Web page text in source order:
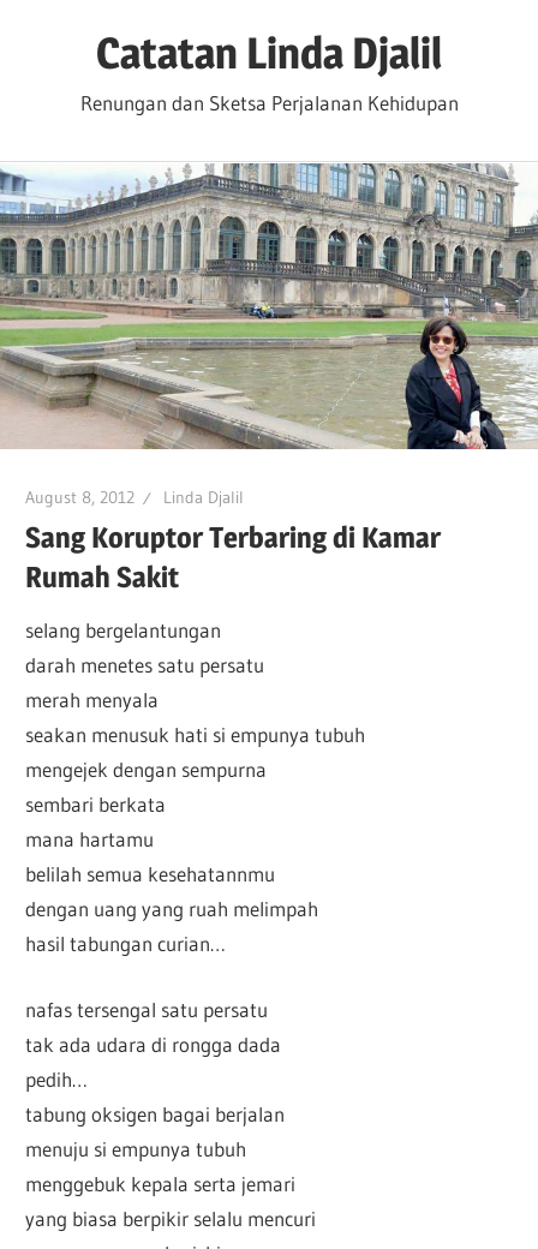
Catatan Linda Djalil
Renungan dan Sketsa Perjalanan Kehidupan
August 8, 2012 Linda Djalil
Sang Koruptor Terbaring di Kamar
Rumah Sakit
selang bergelantungan
darah menetes satu persatu
merah menyala
seakan menusuk hati si empunya tubuh
mengejek dengan sempurna
sembari berkata
mana hartamu
belilah semua kesehatannmu
dengan uang yang ruah melimpah
hasil tabungan curian…
nafas tersengal satu persatu
tak ada udara di rongga dada
pedih…
tabung oksigen bagai berjalan
menuju si empunya tubuh
menggebuk kepala serta jemari
yang biasa berpikir selalu mencuri